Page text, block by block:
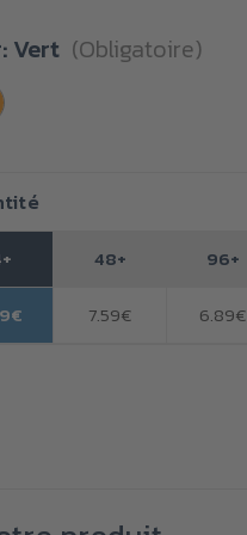
Vert (Obligatoire)
48+
7.59€
96+
6.89€